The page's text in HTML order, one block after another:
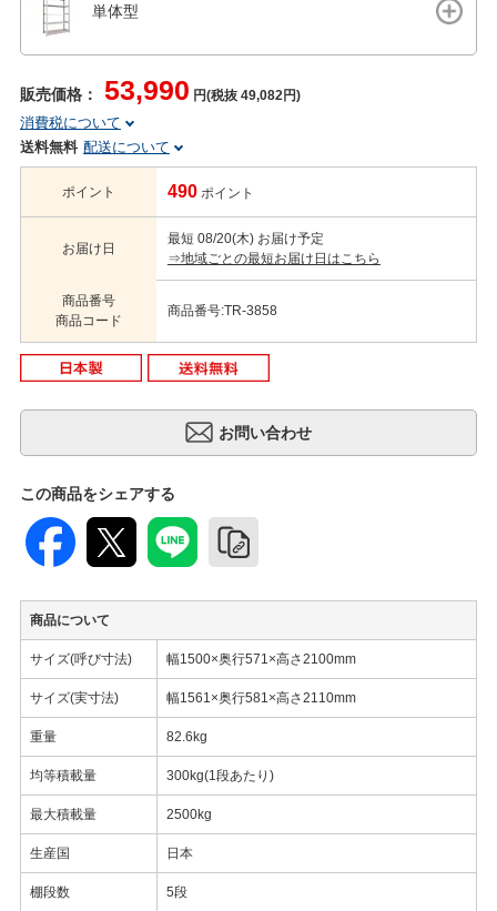
単体型
販売価格： 53,990 円(税抜 49,082円)
消費税について
送料無料 配送について
ポイント 490 ポイント
お届け日
最短 08/20(木) お届け予定
⇒地域ごとの最短お届け日はこちら
商品番号
商品コード
商品番号:TR-3858
この商品をシェアする
商品について
サイズ(呼び寸法) 幅1500×奥行571×高さ2100mm
サイズ(実寸法) 幅1561×奥行581×高さ2110mm
重量 82.6kg
均等積載量 300kg(1段あたり)
最大積載量 2500kg
生産国 日本
棚段数 5段